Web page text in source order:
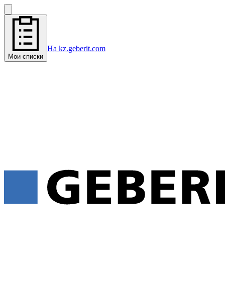
Мои списки
На kz.geberit.com